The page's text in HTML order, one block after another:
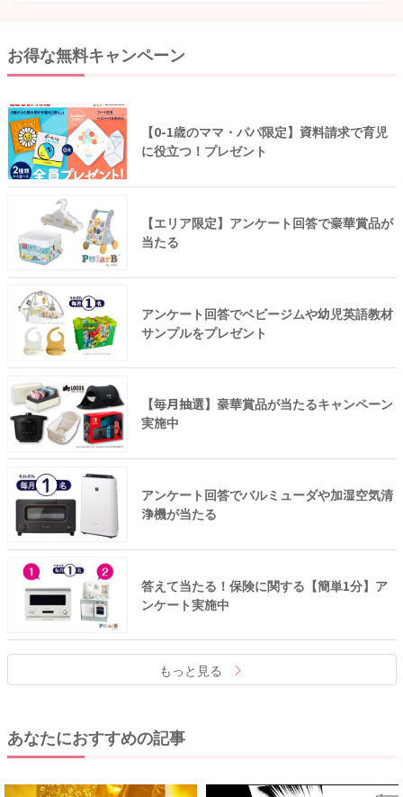
お得な無料キャンペーン
【0-1歳のママ・パパ限定】資料請求で育児
に役立つ！プレゼント
【エリア限定】アンケート回答で豪華賞品が
当たる
アンケート回答でベビージムや幼児英語教材
サンプルをプレゼント
【毎月抽選】豪華賞品が当たるキャンペーン
実施中
アンケート回答でバルミューダや加湿空気清
浄機が当たる
答えて当たる！保険に関する【簡単1分】ア
ンケート実施中
もっと見る
あなたにおすすめの記事